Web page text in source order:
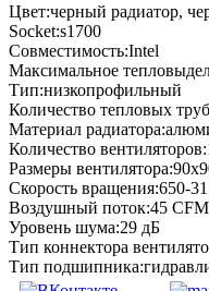
Цвет:черный радиатор,
Socket:s1700
Совместимость:Intel
Максимальное
Тип:низкопрофильный
Количество тепловых
Материал
Количество
Размеры
Скорость вращения:650-
Воздушный поток:45 CFM
Уровень шума:29 дБ
Тип коннектора
Тип